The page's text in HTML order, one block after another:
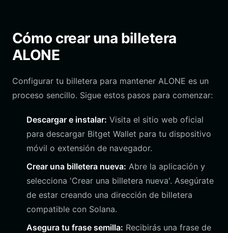
Cómo crear una billetera
ALONE
Configurar tu billetera para mantener ALONE es un
proceso sencillo. Sigue estos pasos para comenzar:
Descargar e instalar: Visita el sitio web oficial
para descargar Bitget Wallet para tu dispositivo
móvil o extensión de navegador.
Crear una billetera nueva: Abre la aplicación y
selecciona 'Crear una billetera nueva'. Asegúrate
de estar creando una dirección de billetera
compatible con Solana.
Asegura tu frase semilla: Recibirás una frase de